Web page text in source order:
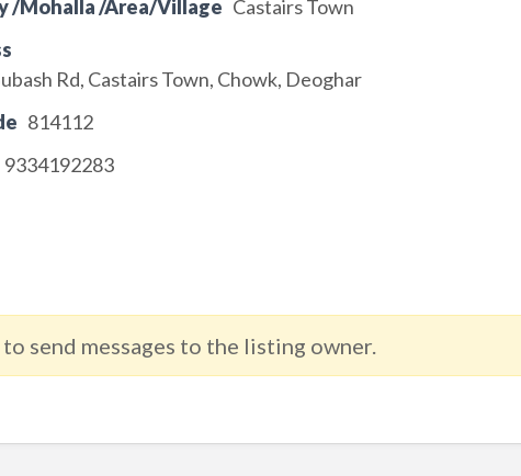
/Mohalla /Area/Village Castairs Town
Rd, Castairs Town, Chowk, Deoghar
814112
9334192283
send messages to the listing owner.